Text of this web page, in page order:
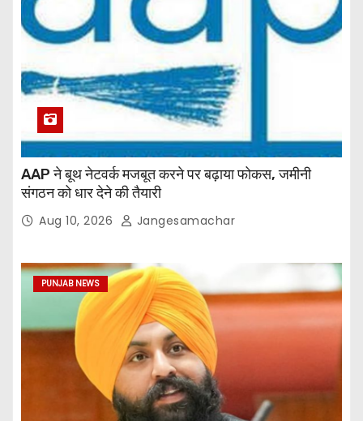
AAP ने बूथ नेटवर्क मजबूत करने पर बढ़ाया फोकस, जमीनी
संगठन को धार देने की तैयारी
Aug 10, 2026 Jangesamachar
PUNJAB NEWS